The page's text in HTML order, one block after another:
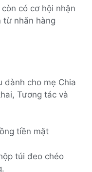
có cơ hội nhận
từ nhãn hàng
dành cho mẹ Chia
Tương tác và
tiền mặt
túi đeo chéo